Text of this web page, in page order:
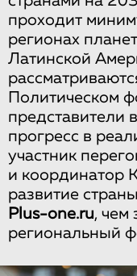
проходит
регионах
Латинской
Политическом
представители
прогресс в
участник
и координатор
развитие
Plus-one.ru, чем
региональный